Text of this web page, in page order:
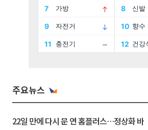
주요뉴스
22일 만에 다시 문 연 홈플러스…정상화 바